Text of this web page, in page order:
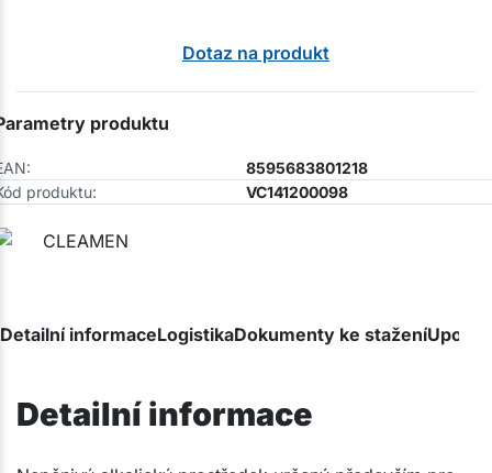
Dotaz na produkt
produktu
8595683801218
produktu:
VC141200098
Detailní informaceLogistikaDokumenty ke stažení
Detailní informace